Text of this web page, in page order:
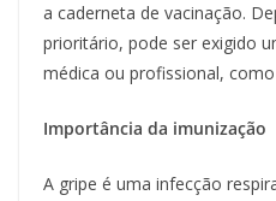
a caderneta de vacinação.
prioritário, pode ser exigido
médica ou profissional,
Importância da imunização
A gripe é uma infecção